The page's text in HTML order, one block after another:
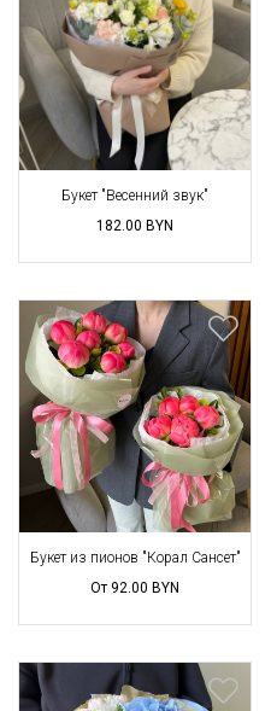
Букет "Весенний звук"
182.00 BYN
Букет из пионов "Корал Сансет"
От 92.00 BYN